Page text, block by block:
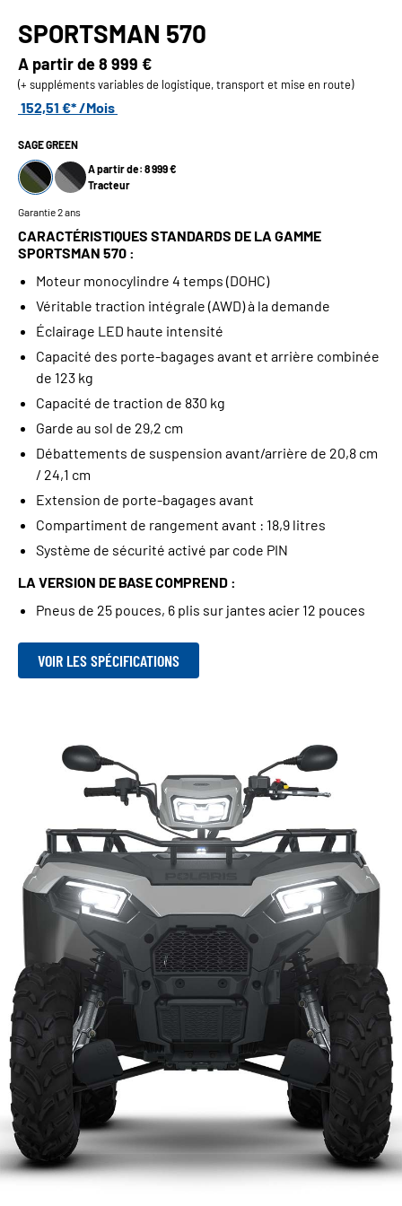
SPORTSMAN 570
A partir de8 999 €
(+ suppléments variables de logistique, transport et mise en route)
152,51 €* /Mois
SAGE GREEN
A partir de: 8 999 €
Tracteur
Garantie 2 ans
CARACTÉRISTIQUES STANDARDS DE LA GAMME
SPORTSMAN 570 :
Moteur monocylindre 4 temps (DOHC)
Véritable traction intégrale (AWD) à la demande
Éclairage LED haute intensité
Capacité des porte-bagages avant et arrière combinée
de 123 kg
Capacité de traction de 830 kg
Garde au sol de 29,2 cm
Débattements de suspension avant/arrière de 20,8 cm
/ 24,1 cm
Extension de porte-bagages avant
Compartiment de rangement avant : 18,9 litres
Système de sécurité activé par code PIN
LA VERSION DE BASE COMPREND :
Pneus de 25 pouces, 6 plis sur jantes acier 12 pouces
VOIR LES SPÉCIFICATIONS